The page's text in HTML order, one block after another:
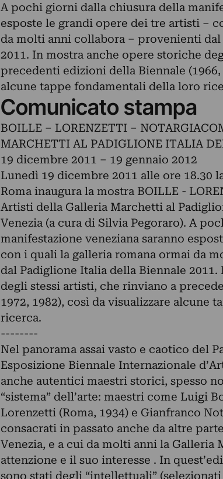
A pochi giorni dalla chiusura della
esposte le grandi opere dei tre artisti –
da molti anni collabora – provenienti
2011. In mostra anche opere storiche
precedenti edizioni della Biennale (1966,
alcune tappe fondamentali della loro
Comunicato stampa
BOILLE – LORENZETTI –
MARCHETTI AL PADIGLIONE ITALIA
19 dicembre 2011 – 19 gennaio 2012
Lunedì 19 dicembre 2011 alle ore 18.30
Roma inaugura la mostra BOILLE -
Artisti della Galleria Marchetti al
Venezia (a cura di Silvia Pegoraro). A
manifestazione veneziana saranno
con i quali la galleria romana ormai da
dal Padiglione Italia della Biennale
degli stessi artisti, che rinviano a
1972, 1982), così da visualizzare alcune
ricerca.
--------
Nel panorama assai vasto e caotico del
Esposizione Biennale Internazionale
anche autentici maestri storici, spesso
“sistema” dell’arte: maestri come Luigi
Lorenzetti (Roma, 1934) e Gianfranco
consacrati in passato anche da altre
Venezia, e a cui da molti anni la Galleria
attenzione e il suo interesse . In
sono stati degli “intellettuali”